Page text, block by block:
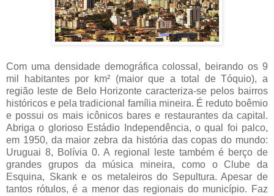
Com uma densidade demográfica colossal, beirando os 9
mil habitantes por km² (maior que a total de Tóquio), a
região leste de Belo Horizonte caracteriza-se pelos bairros
históricos e pela tradicional família mineira. É reduto boêmio
e possui os mais icônicos bares e restaurantes da capital.
Abriga o glorioso Estádio Independência, o qual foi palco,
em 1950, da maior zebra da história das copas do mundo:
Uruguai 8, Bolívia 0. A regional leste também é berço de
grandes grupos da música mineira, como o Clube da
Esquina, Skank e os metaleiros do Sepultura. Apesar de
tantos rótulos, é a menor das regionais do município. Faz